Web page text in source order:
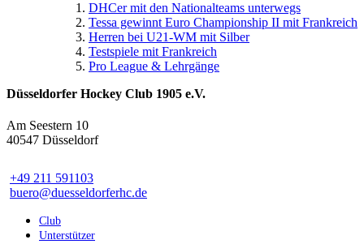
DHCer mit den Nationalteams unterwegs
Tessa gewinnt Euro Championship II mit Frankreich
Herren bei U21-WM mit Silber
Testspiele mit Frankreich
Pro League & Lehrgänge
Düsseldorfer Hockey Club 1905 e.V.
Am Seestern 10
40547 Düsseldorf
+49 211 591103
buero@duesseldorferhc.de
Club
Unterstützer